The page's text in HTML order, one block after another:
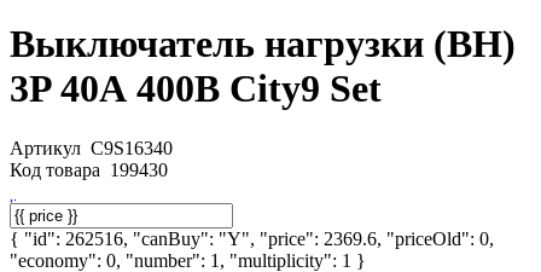
Выключатель нагрузки (ВН)
3P 40А 400В City9 Set
Артикул C9S16340
Код товара 199430
{ "id": 262516, "canBuy": "Y", "price": 2369.6, "priceOld": 0,
"economy": 0, "number": 1, "multiplicity": 1 }